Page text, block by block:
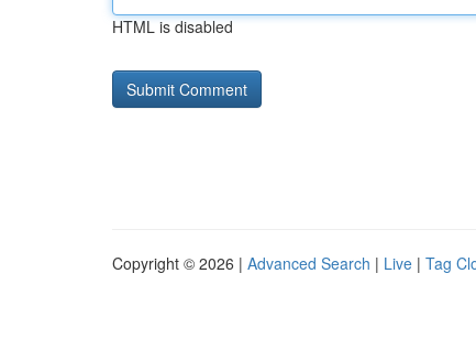
HTML is disabled
Copyright © 2026 | Advanced Search | Live | Tag